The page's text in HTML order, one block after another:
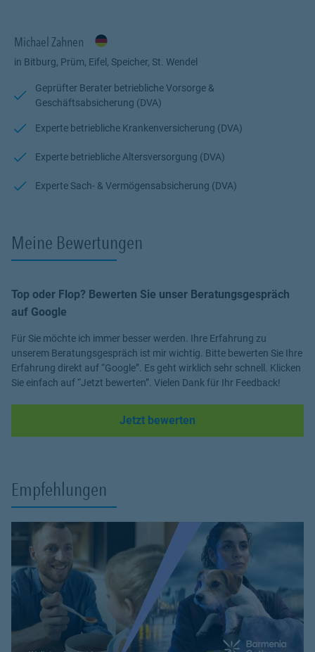
Mit unseren Standorten in Bitburg & St.-Wendel sind wir auch
weit weg, dann stehen wir dir auch per Video zur Seite!
Teste uns!
Wir freuen uns auf dich!
Michael & Team
Michael Zahnen
in Bitburg, Prüm, Eifel, Speicher, St. Wendel
Geprüfter Berater betriebliche Vorsorge &
Geschäftsabsicherung (DVA)
Experte betriebliche Krankenversicherung (DVA)
Experte betriebliche Altersversorgung (DVA)
Experte Sach- & Vermögensabsicherung (DVA)
Meine Bewertungen
Top oder Flop? Bewerten Sie unser Beratungsgespräch
auf Google
Für Sie möchte ich immer besser werden. Ihre Erfahrung zu
unserem Beratungsgespräch ist mir wichtig. Bitte bewerten Sie Ihre
Erfahrung direkt auf “Google”. Es geht wirklich sehr schnell. Klicken
Sie einfach auf “Jetzt bewerten”. Vielen Dank für Ihr Feedback!
Jetzt bewerten
Empfehlungen